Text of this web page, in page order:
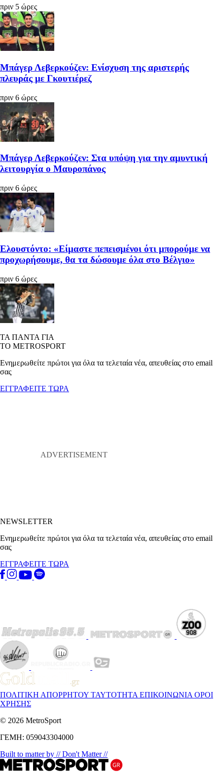
πριν 5 ώρες
Μπάγερ Λεβερκούζεν: Ενίσχυση της αριστερής
πλευράς με Γκουτιέρεζ
πριν 6 ώρες
Μπάγερ Λεβερκούζεν: Στα υπόψη για την αμυντική
λειτουργία ο Μαυροπάνος
πριν 6 ώρες
Ελουστόντο: «Είμαστε πεπεισμένοι ότι μπορούμε να
προχωρήσουμε, θα τα δώσουμε όλα στο Βέλγιο»
πριν 6 ώρες
ΤΑ ΠΑΝΤΑ ΓΙΑ
ΤΟ METROSPORT
Ενημερωθείτε πρώτοι για όλα τα τελεταία νέα, απευθείας στο email
σας
ΕΓΓΡΑΦΕΙΤΕ ΤΩΡΑ
NEWSLETTER
Ενημερωθείτε πρώτοι για όλα τα τελεταία νέα, απευθείας στο email
σας
ΕΓΓΡΑΦΕΙΤΕ ΤΩΡΑ
ΠΟΛΙΤΙΚΗ ΑΠΟΡΡΗΤΟΥ ΤΑΥΤΟΤΗΤΑ ΕΠΙΚΟΙΝΩΝΙΑ ΟΡΟΙ
ΧΡΗΣΗΣ
© 2026 MetroSport
ΓΕΜΗ: 059043304000
Built to matter by // Don't Matter //